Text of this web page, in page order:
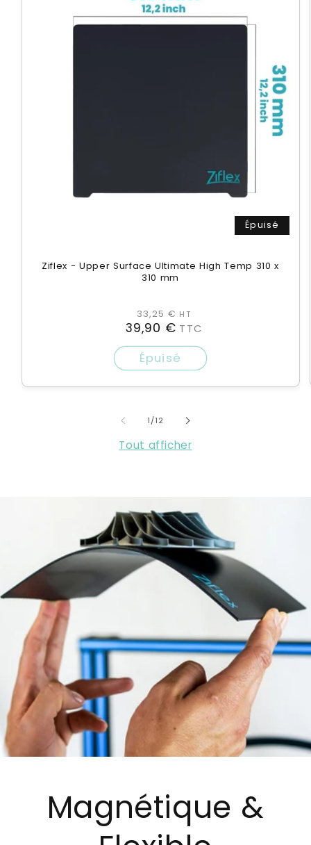
Épuisé
Ziflex - Upper Surface Ultimate High Temp 310 x
310 mm
Prix
habituel
33,25 € HT
39,90 € TTC
Épuisé
1/de
12
Tout afficher
Magnétique &